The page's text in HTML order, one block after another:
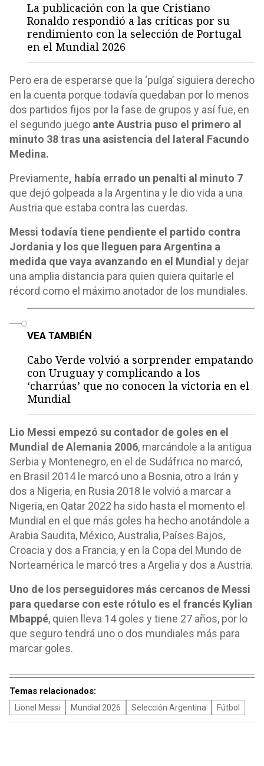
La publicación con la que Cristiano
Ronaldo respondió a las críticas por su
rendimiento con la selección de Portugal
en el Mundial 2026
Pero era de esperarse que la ‘pulga’ siguiera derecho
en la cuenta porque todavía quedaban por lo menos
dos partidos fijos por la fase de grupos y así fue, en
el segundo juego ante Austria puso el primero al
minuto 38 tras una asistencia del lateral Facundo
Medina.
Previamente, había errado un penalti al minuto 7
que dejó golpeada a la Argentina y le dio vida a una
Austria que estaba contra las cuerdas.
Messi todavía tiene pendiente el partido contra
Jordania y los que lleguen para Argentina a
medida que vaya avanzando en el Mundial y dejar
una amplia distancia para quien quiera quitarle el
récord como el máximo anotador de los mundiales.
VEA TAMBIÉN
Cabo Verde volvió a sorprender empatando
con Uruguay y complicando a los
‘charrúas’ que no conocen la victoria en el
Mundial
Lio Messi empezó su contador de goles en el
Mundial de Alemania 2006, marcándole a la antigua
Serbia y Montenegro, en el de Sudáfrica no marcó,
en Brasil 2014 le marcó uno a Bosnia, otro a Irán y
dos a Nigeria, en Rusia 2018 le volvió a marcar a
Nigeria, en Qatar 2022 ha sido hasta el momento el
Mundial en el que más goles ha hecho anotándole a
Arabia Saudita, México, Australia, Países Bajos,
Croacia y dos a Francia, y en la Copa del Mundo de
Norteamérica le marcó tres a Argelia y dos a Austria.
Uno de los perseguidores más cercanos de Messi
para quedarse con este rótulo es el francés Kylian
Mbappé, quien lleva 14 goles y tiene 27 años, por lo
que seguro tendrá uno o dos mundiales más para
marcar goles.
Temas relacionados:
Lionel Messi Mundial 2026 Selección Argentina Fútbol